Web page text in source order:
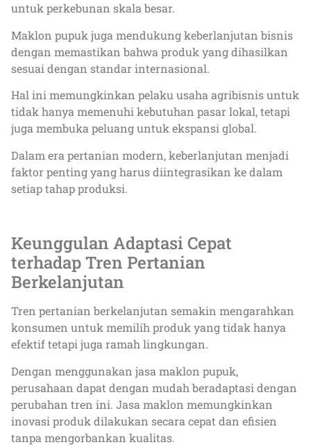
untuk perkebunan skala besar.
Maklon pupuk juga mendukung keberlanjutan bisnis
dengan memastikan bahwa produk yang dihasilkan
sesuai dengan standar internasional.
Hal ini memungkinkan pelaku usaha agribisnis untuk
tidak hanya memenuhi kebutuhan pasar lokal, tetapi
juga membuka peluang untuk ekspansi global.
Dalam era pertanian modern, keberlanjutan menjadi
faktor penting yang harus diintegrasikan ke dalam
setiap tahap produksi.
Keunggulan Adaptasi Cepat
terhadap Tren Pertanian
Berkelanjutan
Tren pertanian berkelanjutan semakin mengarahkan
konsumen untuk memilih produk yang tidak hanya
efektif tetapi juga ramah lingkungan.
Dengan menggunakan jasa maklon pupuk,
perusahaan dapat dengan mudah beradaptasi dengan
perubahan tren ini. Jasa maklon memungkinkan
inovasi produk dilakukan secara cepat dan efisien
tanpa mengorbankan kualitas.